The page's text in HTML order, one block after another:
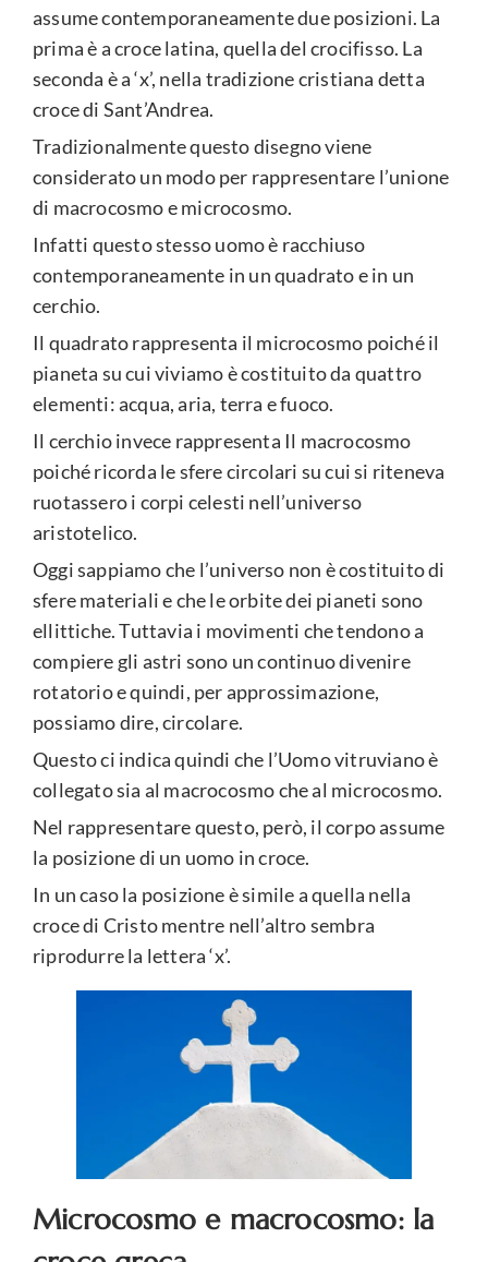
assume contemporaneamente due posizioni. La
prima è a croce latina, quella del crocifisso. La
seconda è a ‘x’, nella tradizione cristiana detta
croce di Sant’Andrea.
Tradizionalmente questo disegno viene
considerato un modo per rappresentare l’unione
di macrocosmo e microcosmo.
Infatti questo stesso uomo è racchiuso
contemporaneamente in un quadrato e in un
cerchio.
Il quadrato rappresenta il microcosmo poiché il
pianeta su cui viviamo è costituito da quattro
elementi: acqua, aria, terra e fuoco.
Il cerchio invece rappresenta Il macrocosmo
poiché ricorda le sfere circolari su cui si riteneva
ruotassero i corpi celesti nell’universo
aristotelico.
Oggi sappiamo che l’universo non è costituito di
sfere materiali e che le orbite dei pianeti sono
ellittiche. Tuttavia i movimenti che tendono a
compiere gli astri sono un continuo divenire
rotatorio e quindi, per approssimazione,
possiamo dire, circolare.
Questo ci indica quindi che l’Uomo vitruviano è
collegato sia al macrocosmo che al microcosmo.
Nel rappresentare questo, però, il corpo assume
la posizione di un uomo in croce.
In un caso la posizione è simile a quella nella
croce di Cristo mentre nell’altro sembra
riprodurre la lettera ‘x’.
Microcosmo e macrocosmo: la